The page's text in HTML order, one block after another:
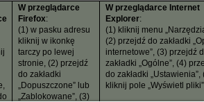
W przeglądarce
Firefox:
(1) w pasku adresu
kliknij w ikonkę
tarczy po lewej
stronie, (2) przejdź
do zakładki
„Dopuszczone” lub
„Zablokowane”, (3)
W przeglądarce Internet
Explorer:
(1) kliknij menu
(2) przejdź do zakładki
internetowe”, (3) przejdź
zakładki „Ogólne”, (4)
do zakładki „Ustawienia”,
kliknij pole „Wyświetl pliki”